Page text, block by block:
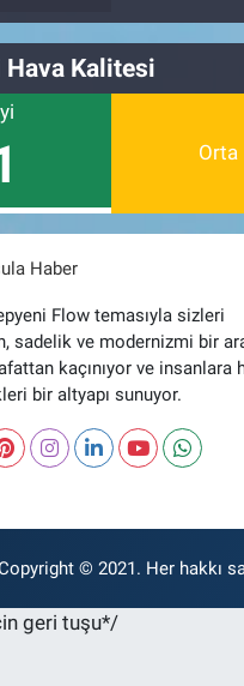
Kalitesi
Orta
Flow temasıyla sizleri
sadelik ve modernizmi bir
kaçınıyor ve insanlara
bir altyapı sunuyor.
© 2021. Her hakkı
geri tuşu*/